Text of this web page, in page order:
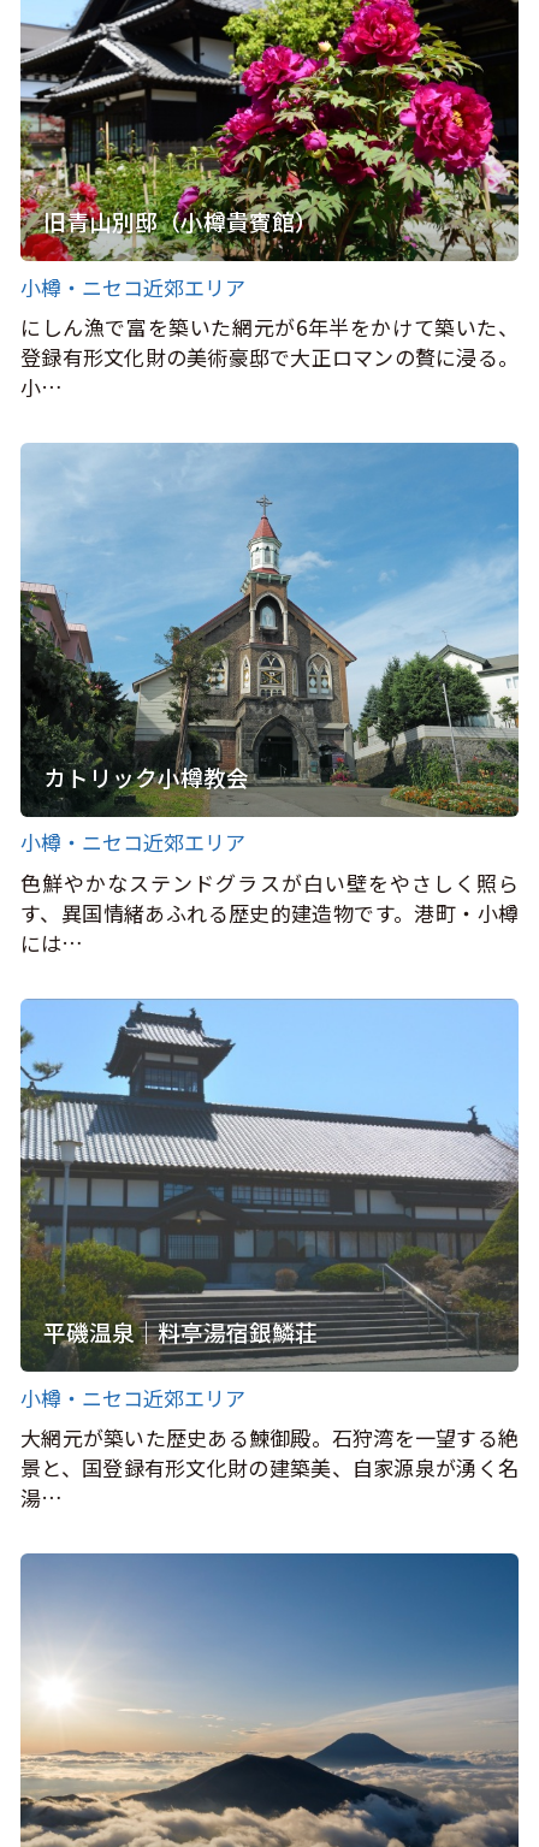
旧青山別邸（小樽貴賓館）
小樽・ニセコ近郊エリア
にしん漁で富を築いた網元が6年半をかけて築いた、
登録有形文化財の美術豪邸で大正ロマンの贅に浸る。
小…
カトリック小樽教会
小樽・ニセコ近郊エリア
色鮮やかなステンドグラスが白い壁をやさしく照ら
す、異国情緒あふれる歴史的建造物です。港町・小樽
には…
平磯温泉｜料亭湯宿銀鱗荘
小樽・ニセコ近郊エリア
大網元が築いた歴史ある鰊御殿。石狩湾を一望する絶
景と、国登録有形文化財の建築美、自家源泉が湧く名
湯…